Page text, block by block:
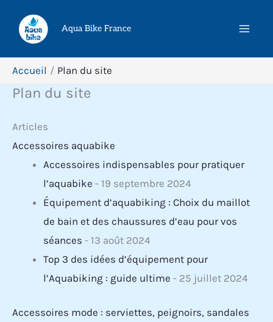
contenu
Aqua Bike France
Accueil Plan du site
Plan du site
Articles
Accessoires aquabike
Accessoires indispensables pour pratiquer
l’aquabike - 19 septembre 2024
Équipement d’aquabiking : Choix du maillot
de bain et des chaussures d’eau pour vos
séances - 13 août 2024
Top 3 des idées d’équipement pour
l’Aquabiking : guide ultime - 25 juillet 2024
Accessoires mode : serviettes, peignoirs, sandales